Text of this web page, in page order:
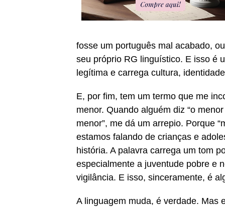
fosse um português mal acabado,
seu próprio RG linguístico. E isso é
legítima e carrega cultura,
E, por fim, tem um termo que me
menor. Quando alguém diz “o
menor”, me dá um arrepio. Porque
estamos falando de crianças e
história. A palavra carrega um tom
especialmente a juventude pobre e
vigilância. E isso, sinceramente, é
A linguagem muda, é verdade. Mas